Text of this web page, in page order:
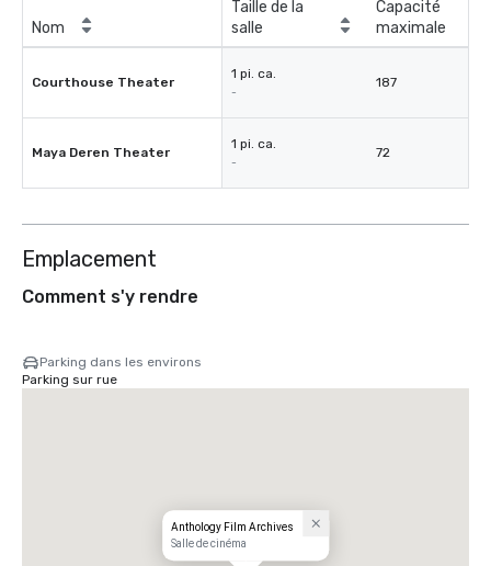
Nom
Taille de la
salle
Capacité
maximale
Courthouse Theater
1 pi. ca.
-
187
Maya Deren Theater
1 pi. ca.
-
72
Emplacement
Comment s'y rendre
Parking dans les environs
Parking sur rue
Anthology Film Archives
Salle de cinéma